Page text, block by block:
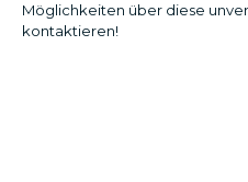
Möglichkeiten über diese
kontaktieren!